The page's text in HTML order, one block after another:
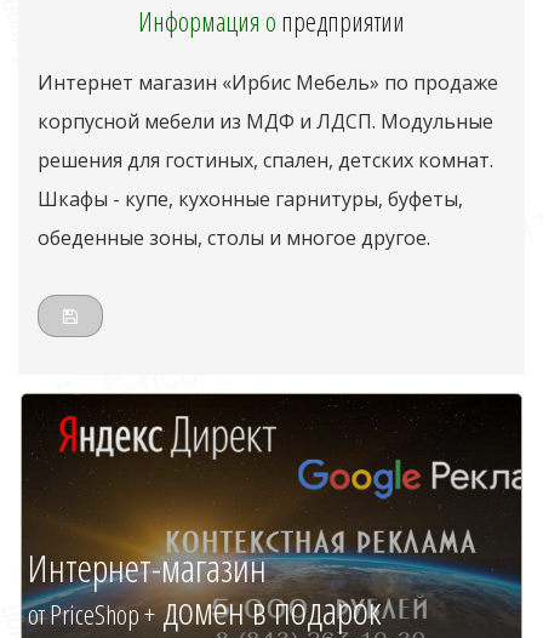
Информация опредприятии
Интернет магазин «Ирбис Мебель» по продаже
корпусной мебели из МДФ и ЛДСП. Модульные
решения для гостиных, спален, детских комнат.
Шкафы - купе, кухонные гарнитуры, буфеты,
обеденные зоны, столы и многое другое.
Интернет-магазин
от PriceShop +домен в подарок